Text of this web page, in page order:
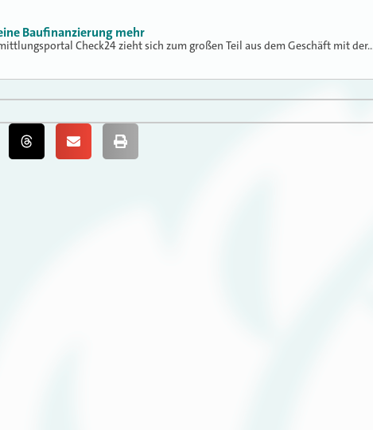
Baufinanzierung mehr
Check24 zieht sich zum großen Teil aus dem Geschäft mit